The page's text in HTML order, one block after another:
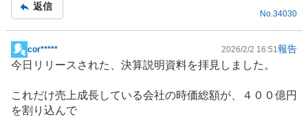
返信
No. 34030
掲
示
記
事
cor***** 2026/2/2 16:51 報告
今日リリースされた、決算説明資料を拝見しました。
これだけ売上成長している会社の時価総額が、４００億円
を割り込んで